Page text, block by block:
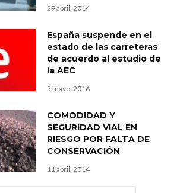
29 abril, 2014
España suspende en el
estado de las carreteras
de acuerdo al estudio de
la AEC
5 mayo, 2016
COMODIDAD Y
SEGURIDAD VIAL EN
RIESGO POR FALTA DE
CONSERVACIÓN
11 abril, 2014